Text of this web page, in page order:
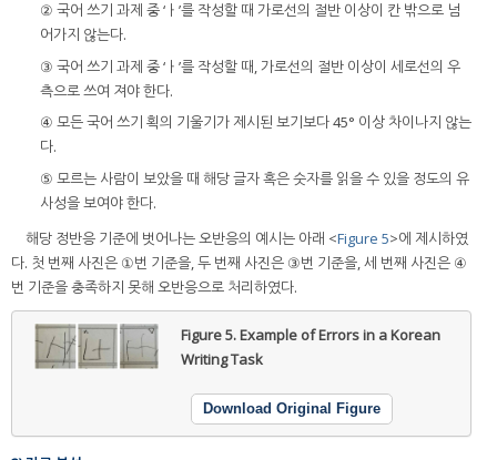
② 국어 쓰기 과제 중 ‘ㅏ’를 작성할 때 가로선의 절반 이상이 칸 밖으로 넘
어가지 않는다.
③ 국어 쓰기 과제 중 ‘ㅏ’를 작성할 때, 가로선의 절반 이상이 세로선의 우
측으로 쓰여 져야 한다.
④ 모든 국어 쓰기 획의 기울기가 제시된 보기보다 45° 이상 차이나지 않는
다.
⑤ 모르는 사람이 보았을 때 해당 글자 혹은 숫자를 읽을 수 있을 정도의 유
사성을 보여야 한다.
해당 정반응 기준에 벗어나는 오반응의 예시는 아래 <Figure 5>에 제시하였
다. 첫 번째 사진은 ①번 기준을, 두 번째 사진은 ③번 기준을, 세 번째 사진은 ④
번 기준을 충족하지 못해 오반응으로 처리하였다.
Figure 5.Example of Errors in a Korean
Writing Task
Download Original Figure